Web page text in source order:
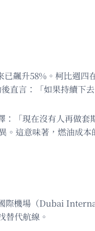
飆升58%。柯比週四
：「如果持續下去
「現在沒有人再做
這意味著，燃油成本
際機場（Dubai
代航線。